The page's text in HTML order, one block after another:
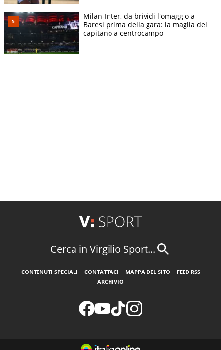
Milan-Inter, da brividi l'omaggio a
Baresi prima della gara: la maglia del
capitano a centrocampo
Cerca in Virgilio Sport...
CONTENUTI SPECIALI CONTATTACI MAPPA DEL SITO
FEED RSS
ARCHIVIO